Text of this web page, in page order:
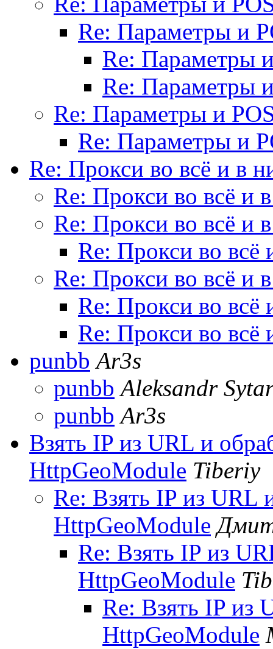
Re: Параметры и
Re: Параметры
Re: Параметры
Re: Параметры и
Re: Параметры и
Re: Прокси во всё и в
Re: Прокси во всё и
Re: Прокси во всё и
Re: Прокси во всё
Re: Прокси во всё и
Re: Прокси во всё
Re: Прокси во всё
punbb Ar3s
punbb Aleksandr
punbb Ar3s
Взять IP из URL и
HttpGeoModule Tiberiy
Re: Взять IP из URL
HttpGeoModule
Re: Взять IP из
HttpGeoModule
Re: Взять IP из
HttpGeoModule